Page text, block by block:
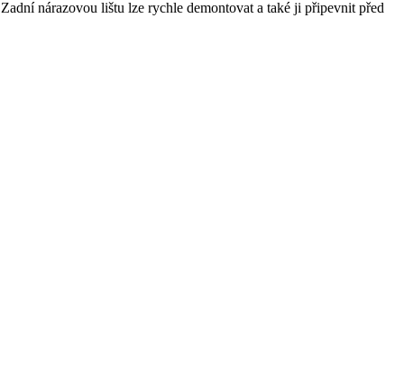
nárazovou lištu lze rychle demontovat a také ji připevnit před